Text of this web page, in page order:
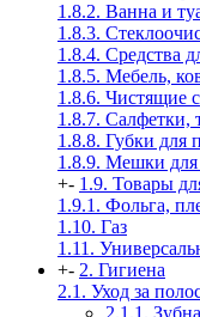
1.8.2. Ванна и
1.8.3.
1.8.4. Средства
1.8.5. Мебель,
1.8.6. Чистящие
1.8.7. Салфетки,
1.8.8. Губки для
1.8.9. Мешки для
+- 1.9. Товары
1.9.1. Фольга,
1.10. Газ
1.11.
+- 2. Гигиена
2.1. Уход за
2.1.1.